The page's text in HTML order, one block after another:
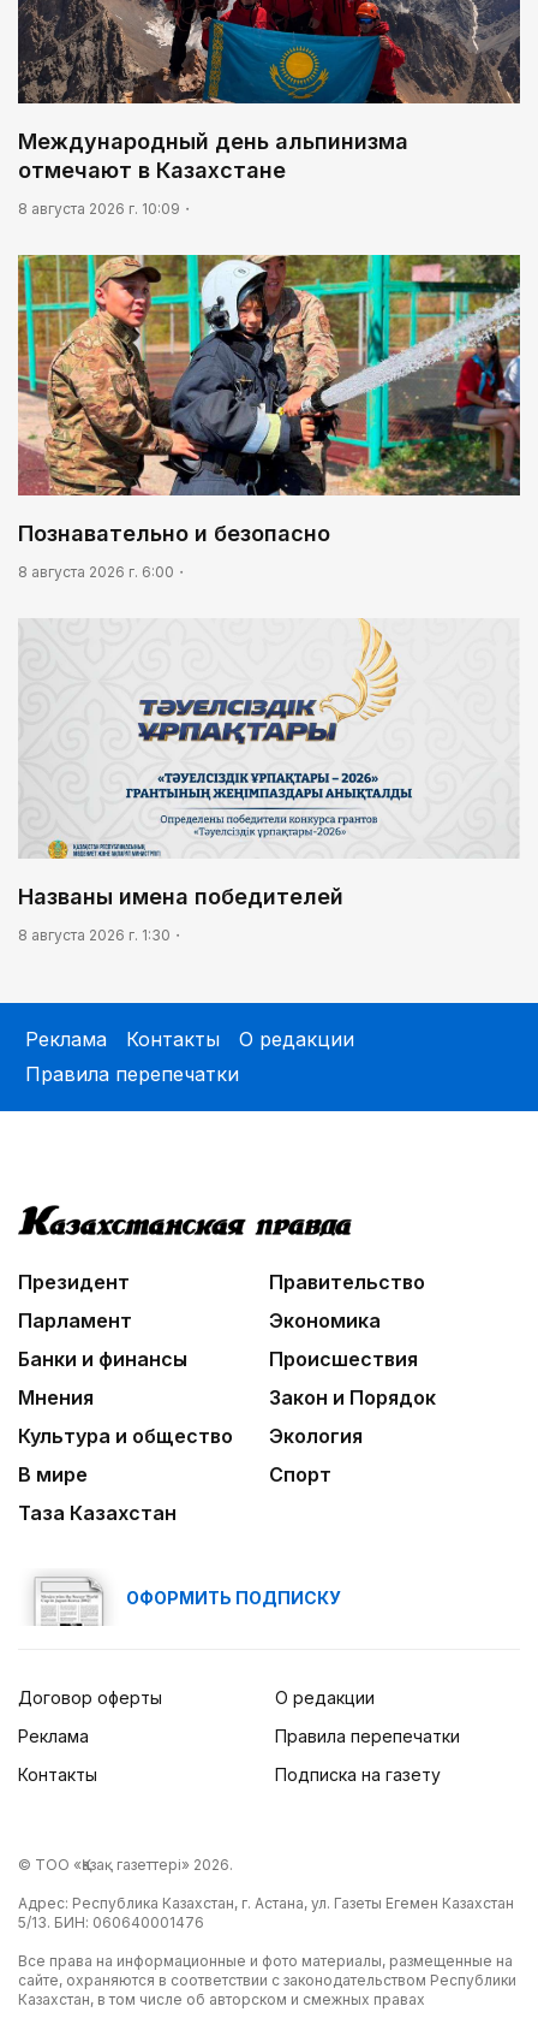
Международный день альпинизма
отмечают в Казахстане
8 августа 2026 г. 10:09
Познавательно и безопасно
8 августа 2026 г. 6:00
Названы имена победителей
8 августа 2026 г. 1:30
Реклама Контакты
О редакции
Правила перепечатки
Президент
Правительство
Парламент
Экономика
Банки и финансы
Происшествия
Мнения
Закон и Порядок
Культура и общество
Экология
В мире
Спорт
Таза Казахстан
ОФОРМИТЬ ПОДПИСКУ
Договор оферты
Реклама
Контакты
О редакции
Правила перепечатки
Подписка на газету
© ТОО «Қазақ газеттері» 2026.
Адрес: Республика Казахстан, г. Астана, ул. Газеты Егемен Казахстан
5/13. БИН: 060640001476
Все права на информационные и фото материалы, размещенные на
сайте, охраняются в соответствии с законодательством Республики
Казахстан, в том числе об авторском и смежных правах